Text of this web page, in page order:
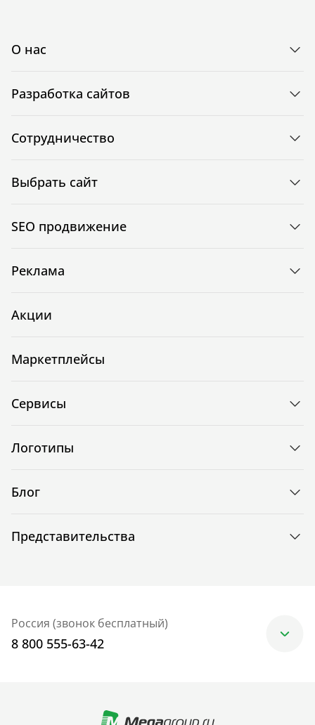
О нас
Разработка сайтов
Сотрудничество
Выбрать сайт
SEO продвижение
Реклама
Акции
Маркетплейсы
Сервисы
Логотипы
Блог
Представительства
Россия (звонок бесплатный)
8 800 555-63-42
+7 (499) 705-30-10